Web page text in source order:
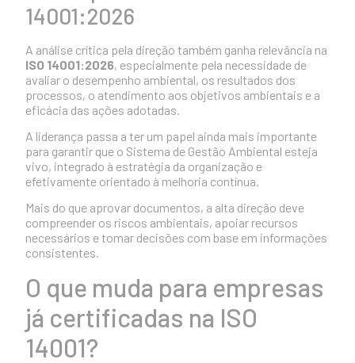
14001:2026
A análise crítica pela direção também ganha relevância na
ISO 14001:2026, especialmente pela necessidade de
avaliar o desempenho ambiental, os resultados dos
processos, o atendimento aos objetivos ambientais e a
eficácia das ações adotadas.
A liderança passa a ter um papel ainda mais importante
para garantir que o Sistema de Gestão Ambiental esteja
vivo, integrado à estratégia da organização e
efetivamente orientado à melhoria contínua.
Mais do que aprovar documentos, a alta direção deve
compreender os riscos ambientais, apoiar recursos
necessários e tomar decisões com base em informações
consistentes.
O que muda para empresas
já certificadas na ISO
14001?